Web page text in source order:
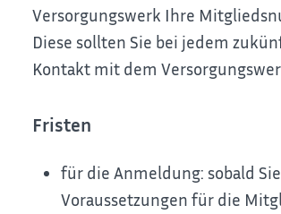
Versorgungswerk Ihre
Diese sollten Sie bei jedem
Kontakt mit dem
Fristen
für die Anmeldung: sobald
Voraussetzungen für die